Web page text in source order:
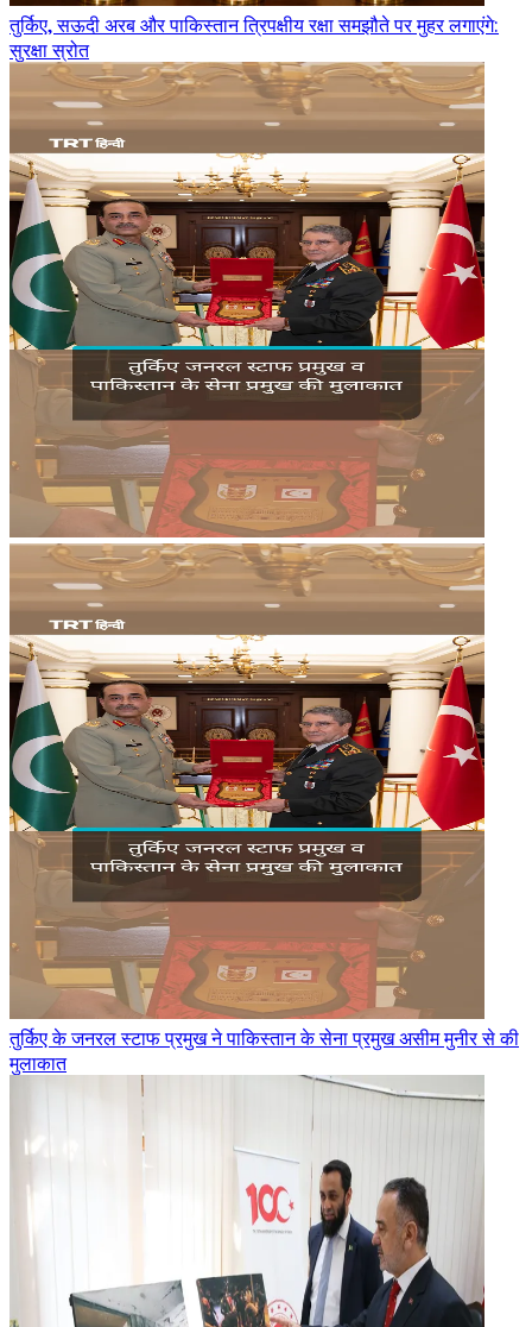
तुर्किए, सऊदी अरब और पाकिस्तान त्रिपक्षीय रक्षा समझौते पर मुहर लगाएंगे:
सुरक्षा स्रोत
तुर्किए के जनरल स्टाफ प्रमुख ने पाकिस्तान के सेना प्रमुख असीम मुनीर से की
मुलाकात